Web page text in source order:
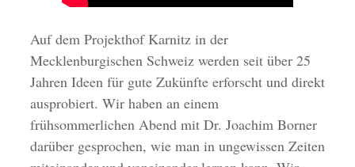
Auf dem Projekthof Karnitz in der
Mecklenburgischen Schweiz werden seit über 25
Jahren Ideen für gute Zukünfte erforscht und direkt
ausprobiert. Wir haben an einem
frühsommerlichen Abend mit Dr. Joachim Borner
darüber gesprochen, wie man in ungewissen Zeiten